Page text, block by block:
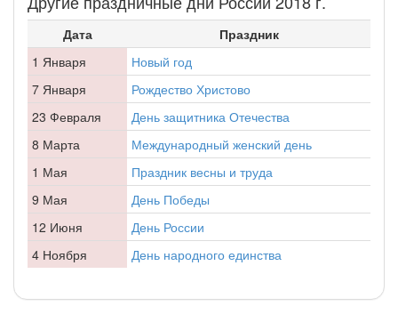
Дата
Праздник
1 Января
Новый год
7 Января
Рождество Христово
23 Февраля
День защитника Отечества
8 Марта
Международный женский день
1 Мая
Праздник весны и труда
9 Мая
День Победы
12 Июня
День России
4 Ноября
День народного единства